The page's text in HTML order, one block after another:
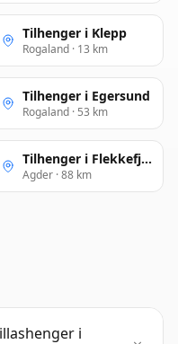
Tilhenger i Klepp
Rogaland · 13 km
Tilhenger i Egersund
Rogaland · 53 km
Tilhenger i Flekkefjord
Agder · 88 km
i